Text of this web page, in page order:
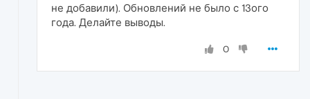
не добавили). Обновлений не было с 13ого
года. Делайте выводы.
0